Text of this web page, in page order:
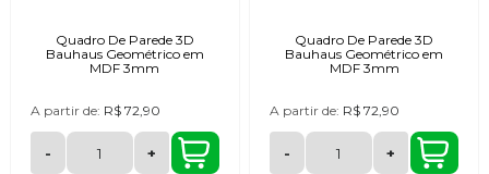
Quadro De Parede 3D
Bauhaus Geométrico em
MDF 3mm
A partir de: R$ 72,90
- +
Quadro De Parede 3D
Bauhaus Geométrico em
MDF 3mm
A partir de: R$ 72,90
- +